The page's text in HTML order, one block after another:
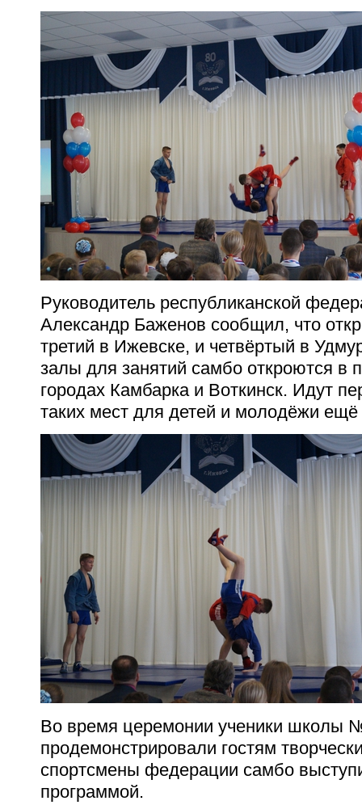
Руководитель республиканской
Александр Баженов сообщил, что
третий в Ижевске, и четвёртый в
залы для занятий самбо откроются в
городах Камбарка и Воткинск. Идут
таких мест для детей и молодёжи
Во время церемонии ученики школы
продемонстрировали гостям
спортсмены федерации самбо
программой.